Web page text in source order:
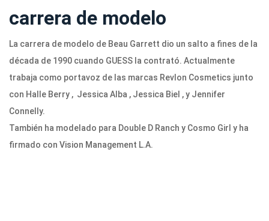
carrera de modelo
La carrera de modelo de Beau Garrett dio un salto a fines de la
década de 1990 cuando GUESS la contrató. Actualmente
trabaja como portavoz de las marcas Revlon Cosmetics junto
con Halle Berry , Jessica Alba , Jessica Biel , y Jennifer
Connelly.
También ha modelado para Double D Ranch y Cosmo Girl y ha
firmado con Vision Management L.A.